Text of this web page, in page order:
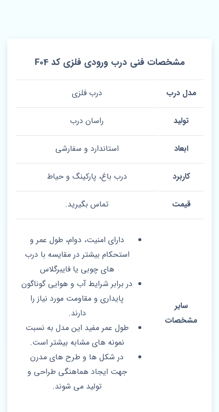
مشخصات فنی درب ورودی فلزی کد F04
مدل درب درب فلزی
تولید راسان درب
ابعاد استاندارد و سفارشی
کاربرد درب باغ، پارکینگ و حیاط
قیمت تماس بگیرید.
سایر
مشخصات
دارای امنیت، دوام، طول عمر و
استحکام بیشتر در مقایسه با درب
های چوبی یا فایبرگلاس
در برابر شرایط آب و هوایی گوناگون
پایداری و مقاومت مورد نیاز را
دارند.
طول عمر مفید این مدل به نسبت
نمونه های مشابه بیشتر است.
در شکل ها و طرح های مدرن
جهت ایجاد هماهنگی طراحی و
تولید می شوند.